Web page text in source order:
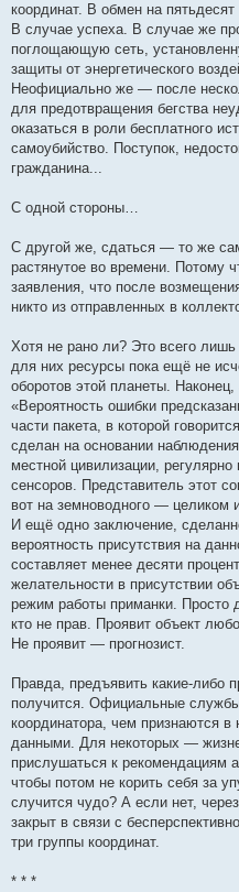
координат. В обмен на
В случае успеха. В случае же
поглощающую сеть,
защиты от энергетического
Неофициально же — после
для предотвращения бегства
оказаться в роли бесплатного
самоубийство. Поступок,
гражданина...
С одной стороны…
С другой же, сдаться — то же
растянутое во времени. Потому
заявления, что после
никто из отправленных в
Хотя не рано ли? Это всего
для них ресурсы пока ещё не
оборотов этой планеты.
«Вероятность ошибки
части пакета, в которой
сделан на основании
местной цивилизации,
сенсоров. Представитель этот
вот на земноводного — целиком
И ещё одно заключение,
вероятность присутствия на
составляет менее десяти
желательности в присутствии
режим работы приманки. Просто
кто не прав. Проявит объект
Не проявит — прогнозист.
Правда, предъявить какие-либо
получится. Официальные
координатора, чем признаются
данными. Для некоторых —
прислушаться к рекомендациям
чтобы потом не корить себя за
случится чудо? А если нет,
закрыт в связи с
три группы координат.
* * *